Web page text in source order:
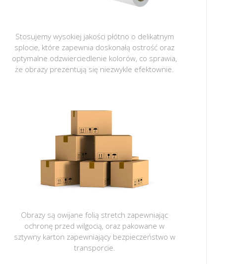
Stosujemy wysokiej jakości płótno o delikatnym
splocie, które zapewnia doskonałą ostrość oraz
optymalne odzwierciedlenie kolorów, co sprawia,
że obrazy prezentują się niezwykle efektownie.
Obrazy są owijane folią stretch zapewniając
ochronę przed wilgocią, oraz pakowane w
sztywny karton zapewniający bezpieczeństwo w
transporcie.